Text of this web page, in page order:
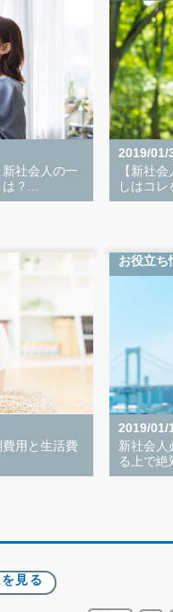
社会人の一
？...
2019/01/
【新社
しはコ
用と生活費
お役立ち
2019/01/
新社会人
る上で絶
見る